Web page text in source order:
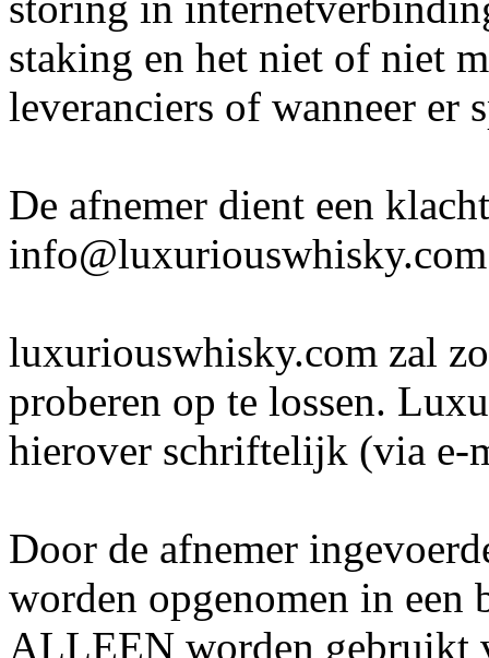
staking en het niet of niet
leveranciers of wanneer er
De afnemer dient een
luxuriouswhisky.com zal
proberen op te lossen.
hierover schriftelijk (via e-
Door de afnemer
worden opgenomen in een
ALLEEN worden gebruikt